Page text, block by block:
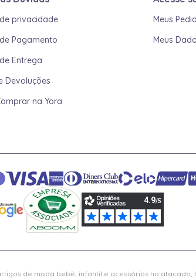
privacidade
Pagamento
Entrega
Devoluções
na Yora
Meus
Meus
de moda bebê, infantil e acessórios no